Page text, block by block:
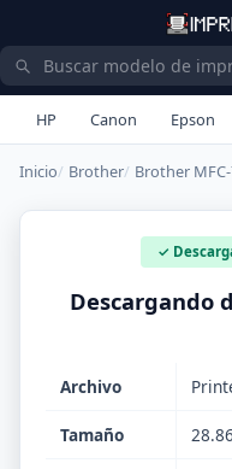
HP Canon Epson
Inicio Brother Brother
✓
Descargando
Archivo
Tamaño